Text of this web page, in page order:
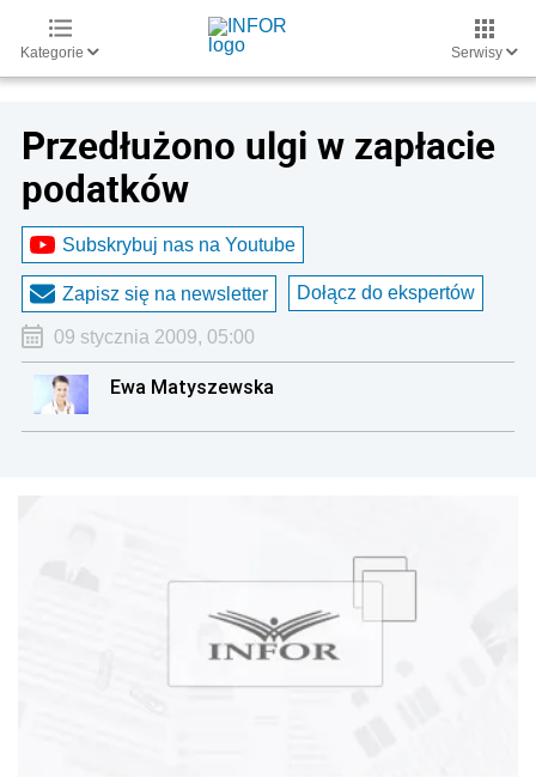
Kategorie Serwisy
Przedłużono ulgi w zapłacie
podatków
Subskrybuj nas na Youtube
Zapisz się na newsletter Dołącz do ekspertów
09 stycznia 2009, 05:00
Ewa Matyszewska